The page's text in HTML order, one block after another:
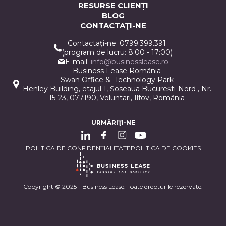
RESURSE CLIENȚI
BLOG
CONTACTAŢI-NE
Contactaţi-ne: 0799.399.391
(program de lucru: 8:00 - 17:00)
E-mail: info@businesslease.ro
Business Lease România
Swan Office & Technology Park
Henley Building, etajul 1, Șoseaua București-Nord , Nr.
15-23, 077190, Voluntari, Ilfov, România
URMĂRIŢI-NE
Copyright © 2025 - Business Lease. Toate drepturile rezervate.
POLITICA DE CONFIDENȚIALITATEPOLITICA DE COOKIES